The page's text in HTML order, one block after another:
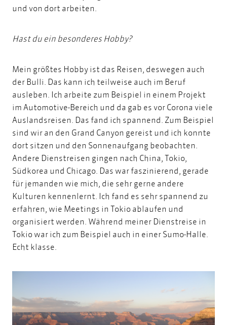
und von dort arbeiten.
Hast du ein besonderes Hobby?
Mein größtes Hobby ist das Reisen, deswegen auch
der Bulli. Das kann ich teilweise auch im Beruf
ausleben. Ich arbeite zum Beispiel in einem Projekt
im Automotive-Bereich und da gab es vor Corona viele
Auslandsreisen. Das fand ich spannend. Zum Beispiel
sind wir an den Grand Canyon gereist und ich konnte
dort sitzen und den Sonnenaufgang beobachten.
Andere Dienstreisen gingen nach China, Tokio,
Südkorea und Chicago. Das warfaszinierend, gerade
für jemanden wie mich, die sehr gerne andere
Kulturen kennenlernt. Ich fand es sehr spannend zu
erfahren, wie Meetings in Tokio ablaufen und
organisiert werden. Während meiner Dienstreise in
Tokio war ich zum Beispiel auch in einer Sumo-Halle.
Echt klasse.